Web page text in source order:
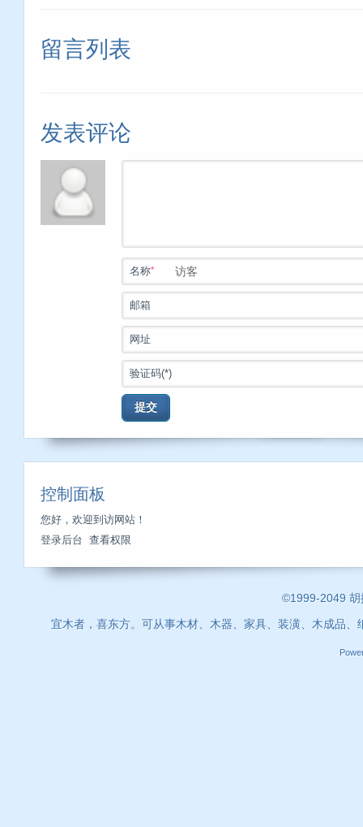
留言列表
发表评论
名称*
邮箱
网址
验证码(*)
提交
控制面板
您好，欢迎到访网站！
登录后台
查看权限
©1999-2049 胡
宜木者，喜东方。可从事木材、木器、家具、装潢、木成品